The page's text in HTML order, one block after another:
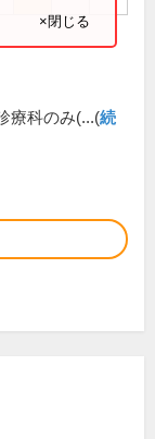
×閉じる
療科のみ(...(続